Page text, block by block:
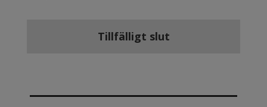
Tillfälligt slut